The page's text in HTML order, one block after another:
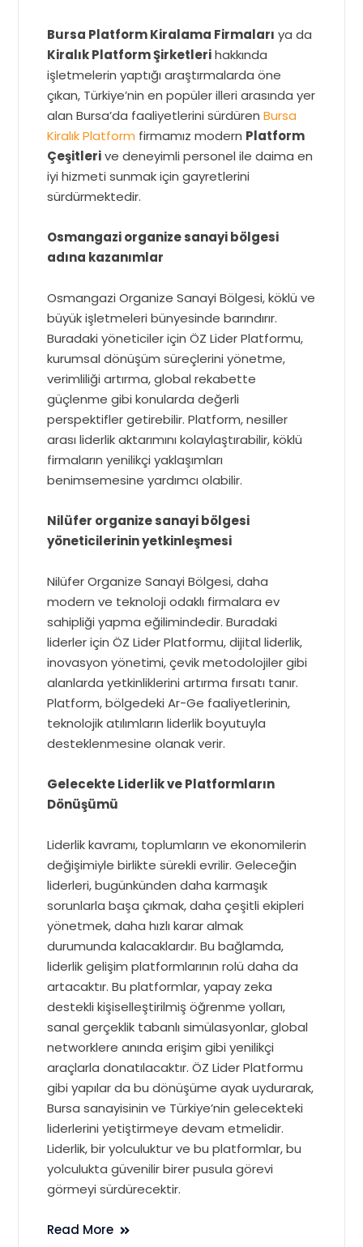
Bursa Platform Kiralama Firmaları ya da
Kiralık Platform Şirketlerihakkında
işletmelerin yaptığı araştırmalarda öne
çıkan, Türkiye’nin en popüler illeri arasında yer
alan Bursa’da faaliyetlerini sürdürenBursa
Kiralık Platform firmamız modern Platform
Çeşitlerive deneyimli personel ile daima en
iyi hizmeti sunmak için gayretlerini
sürdürmektedir.
Osmangazi organize sanayi bölgesi
adına kazanımlar
Osmangazi Organize Sanayi Bölgesi, köklü ve
büyük işletmeleri bünyesinde barındırır.
Buradaki yöneticiler için ÖZ Lider Platformu,
kurumsal dönüşüm süreçlerini yönetme,
verimliliği artırma, global rekabette
güçlenme gibi konularda değerli
perspektifler getirebilir. Platform, nesiller
arası liderlik aktarımını kolaylaştırabilir, köklü
firmaların yenilikçi yaklaşımları
benimsemesine yardımcı olabilir.
Nilüfer organize sanayi bölgesi
yöneticilerinin yetkinleşmesi
Nilüfer Organize Sanayi Bölgesi, daha
modern ve teknoloji odaklı firmalara ev
sahipliği yapma eğilimindedir. Buradaki
liderler için ÖZ Lider Platformu, dijital liderlik,
inovasyon yönetimi, çevik metodolojiler gibi
alanlarda yetkinliklerini artırma fırsatı tanır.
Platform, bölgedeki Ar-Ge faaliyetlerinin,
teknolojik atılımların liderlik boyutuyla
desteklenmesine olanak verir.
Gelecekte Liderlik ve Platformların
Dönüşümü
Liderlik kavramı, toplumların ve ekonomilerin
değişimiyle birlikte sürekli evrilir. Geleceğin
liderleri, bugünkünden daha karmaşık
sorunlarla başa çıkmak, daha çeşitli ekipleri
yönetmek, daha hızlı karar almak
durumunda kalacaklardır. Bu bağlamda,
liderlik gelişim platformlarının rolü daha da
artacaktır. Bu platformlar, yapay zeka
destekli kişiselleştirilmiş öğrenme yolları,
sanal gerçeklik tabanlı simülasyonlar, global
networklere anında erişim gibi yenilikçi
araçlarla donatılacaktır. ÖZ Lider Platformu
gibi yapılar da bu dönüşüme ayak uydurarak,
Bursa sanayisinin ve Türkiye’nin gelecekteki
liderlerini yetiştirmeye devam etmelidir.
Liderlik, bir yolculuktur ve bu platformlar, bu
yolculukta güvenilir birer pusula görevi
görmeyi sürdürecektir.
Read More